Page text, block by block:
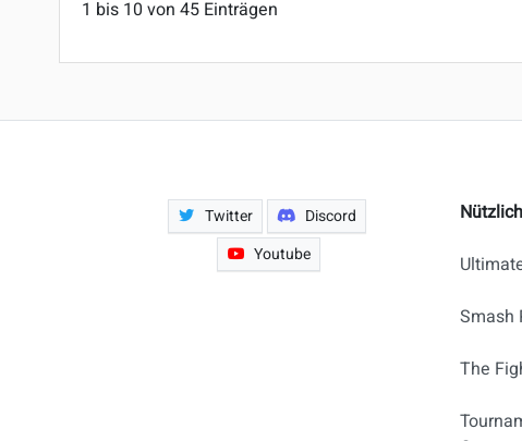
1 bis 10 von 45 Einträgen
Twitter
Discord
Youtube
Smash
The